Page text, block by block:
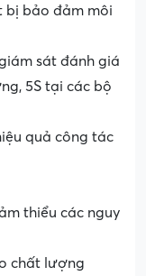
bị bảo đảm môi
sát đánh giá
5S tại các bộ
quả công tác
thiểu các nguy
chất lượng